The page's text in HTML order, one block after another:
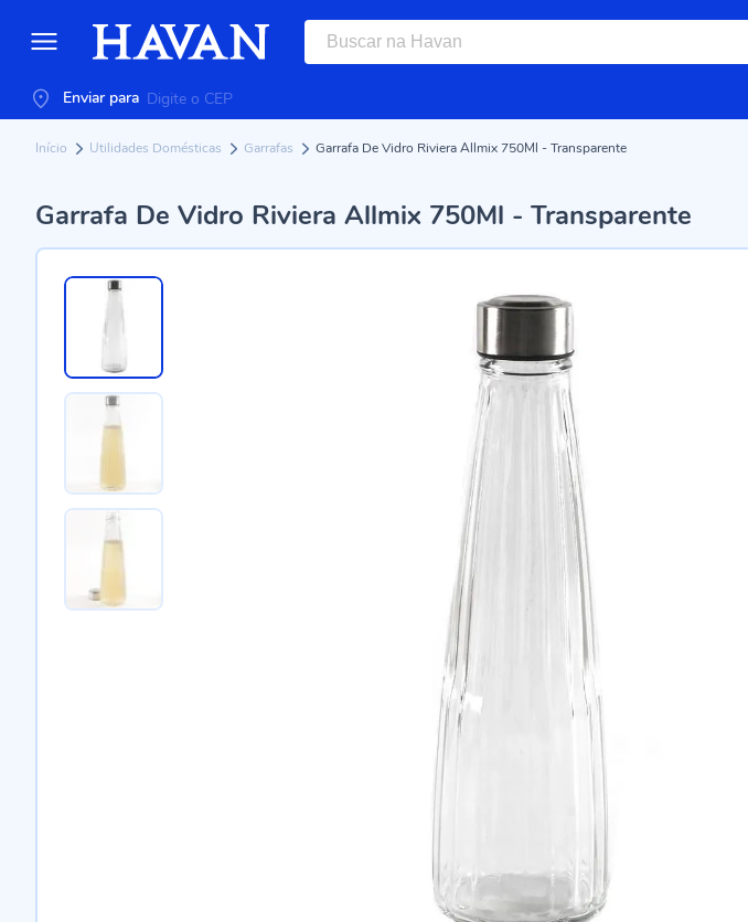
Enviar para
Início Utilidades Domésticas Garrafas Garrafa De Vidro Riviera Allmix 750Ml - Transparente
Garrafa De Vidro Riviera Allmix 750Ml - Transparente